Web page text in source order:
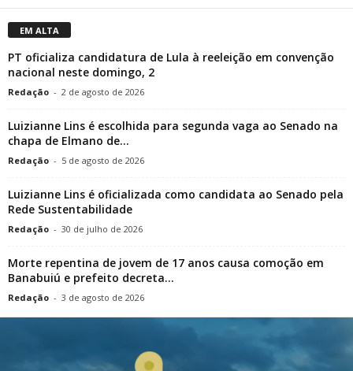
EM ALTA
PT oficializa candidatura de Lula à reeleição em convenção
nacional neste domingo, 2
Redação - 2 de agosto de 2026
Luizianne Lins é escolhida para segunda vaga ao Senado na
chapa de Elmano de...
Redação - 5 de agosto de 2026
Luizianne Lins é oficializada como candidata ao Senado pela
Rede Sustentabilidade
Redação - 30 de julho de 2026
Morte repentina de jovem de 17 anos causa comoção em
Banabuiú e prefeito decreta...
Redação - 3 de agosto de 2026